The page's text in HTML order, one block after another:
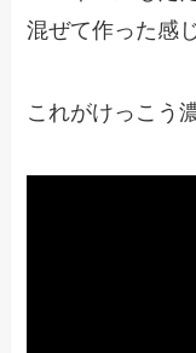
混ぜて作った感
これがけっこう